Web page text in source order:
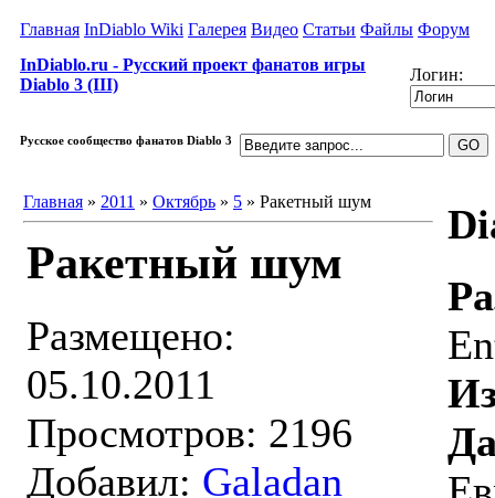
Главная InDiablo Wiki Галерея Видео Статьи Файлы Форум
InDiablo.ru - Русский проект фанатов игры
Diablo 3 (III)
Логин:
Русское сообщество фанатов Diablo 3
Главная » 2011 » Октябрь » 5 » Ракетный шум
Ракетный шум
Размещено:
05.10.2011
Просмотров: 2196
Добавил: Galadan